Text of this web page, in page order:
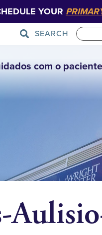
YOUR
SEARCH
com o paciente